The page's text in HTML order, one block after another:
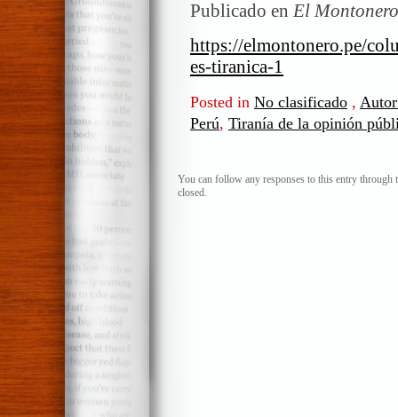
Publicado en El Montonero
https://elmontonero.pe/
es-tiranica-1
Posted in No clasificado ,
Perú, Tiranía de la opinión
You can follow any responses to this entry through
closed.